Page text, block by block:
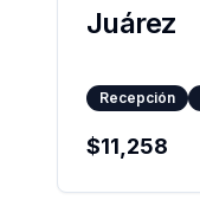
Juárez
Recepción
$11,258